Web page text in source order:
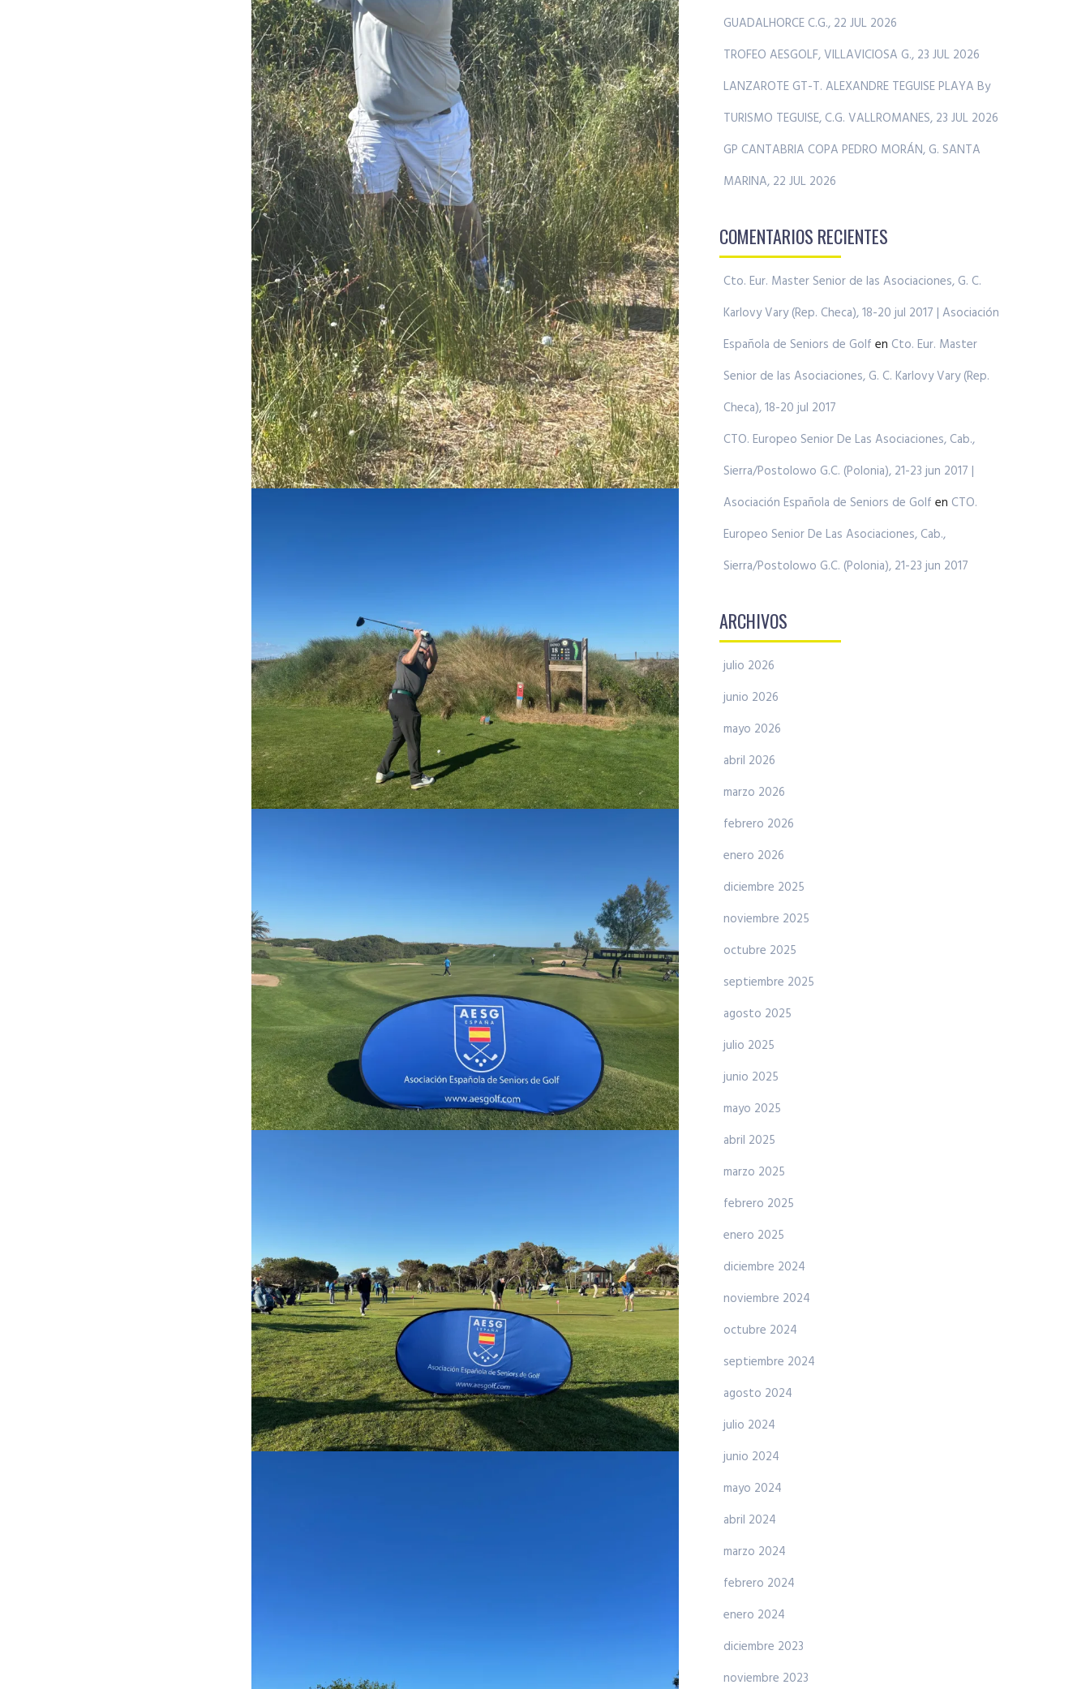
GUADALHORCE C.G., 22 JUL 2026
TROFEO AESGOLF, VILLAVICIOSA G., 23 JUL 2026
LANZAROTE GT-T. ALEXANDRE TEGUISE PLAYA By
TURISMO TEGUISE, C.G. VALLROMANES, 23 JUL 2026
GP CANTABRIA COPA PEDRO MORÁN, G. SANTA
MARINA, 22 JUL 2026
COMENTARIOS RECIENTES
Cto. Eur. Master Senior de las Asociaciones, G. C.
Karlovy Vary (Rep. Checa), 18-20 jul 2017 | Asociación
Española de Seniors de Golf en Cto. Eur. Master
Senior de las Asociaciones, G. C. Karlovy Vary (Rep.
Checa), 18-20 jul 2017
CTO. Europeo Senior De Las Asociaciones, Cab.,
Sierra/Postolowo G.C. (Polonia), 21-23 jun 2017 |
Asociación Española de Seniors de Golf en CTO.
Europeo Senior De Las Asociaciones, Cab.,
Sierra/Postolowo G.C. (Polonia), 21-23 jun 2017
ARCHIVOS
julio 2026
junio 2026
mayo 2026
abril 2026
marzo 2026
febrero 2026
enero 2026
diciembre 2025
noviembre 2025
octubre 2025
septiembre 2025
agosto 2025
julio 2025
junio 2025
mayo 2025
abril 2025
marzo 2025
febrero 2025
enero 2025
diciembre 2024
noviembre 2024
octubre 2024
septiembre 2024
agosto 2024
julio 2024
junio 2024
mayo 2024
abril 2024
marzo 2024
febrero 2024
enero 2024
diciembre 2023
noviembre 2023